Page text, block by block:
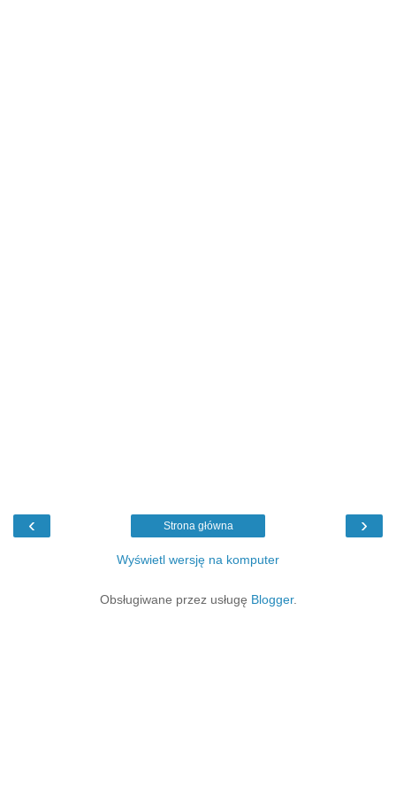
‹ ›
Strona główna
Wyświetl wersję na komputer
Obsługiwane przez usługę Blogger.